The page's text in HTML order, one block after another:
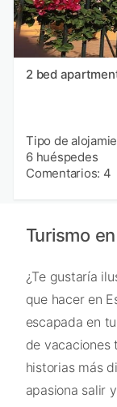
2 bed
Tipo de
6 huéspedes
Comentarios: 4
Turismo
¿Te gustaría
que hacer en
escapada en
de vacaciones
historias más
apasiona salir